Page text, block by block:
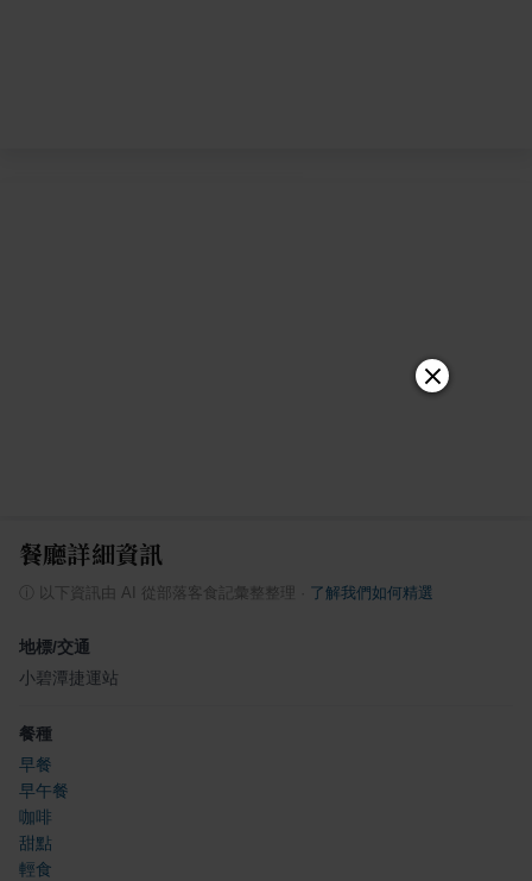
餐廳詳細資訊
以下資訊由 AI 從部落客食記彙整整理 了解我們如何精選
地標/交通
小碧潭捷運站
餐種
早餐
早午餐
咖啡
甜點
輕食